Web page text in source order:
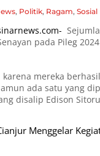
, Politik, Ragam, Sosial
pada Pileg
karena mereka
ada satu yang
disalip Edison
Menggelar